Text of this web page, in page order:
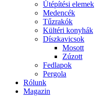
Útépítési elemek
Medencék
Tűzrakók
Kültéri konyhák
Díszkavicsok
Mosott
Zúzott
Fedlapok
Pergola
Rólunk
Magazin